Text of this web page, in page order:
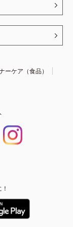
ーケア（食品）